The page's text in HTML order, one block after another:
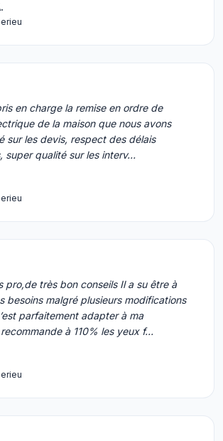
en charge la remise en ordre de
de la maison que nous avons
sur les devis, respect des délais
super qualité sur les interv…
pro,de très bon conseils Il a su être à
besoins malgré plusieurs modifications
parfaitement adapter à ma
à 110% les yeux f…